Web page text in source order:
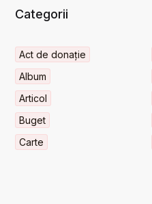
Categorii
Act de donație
Album
Articol
Buget
Carte